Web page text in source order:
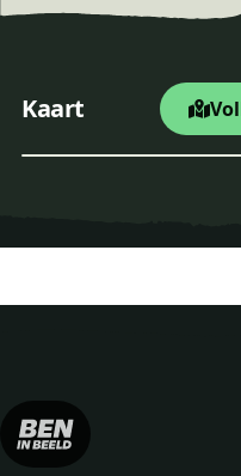
Kaart
Startpunt
Wandelroute Mensinge
−